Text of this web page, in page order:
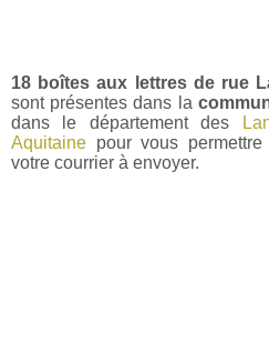
18 boîtes aux lettres de rue
sont présentes dans la
dans le département des
Aquitaine pour vous
votre courrier à envoyer.